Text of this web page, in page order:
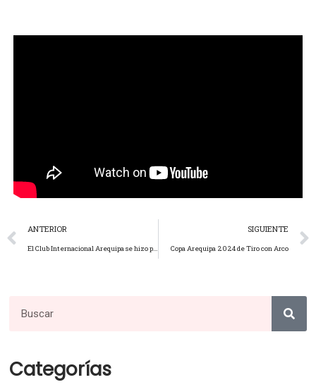
ANTERIOR
El Club Internacional Arequipa se hizo presente en el Corso de la Amistad: Celebrando 484 Años de Historia y Tradición
SIGUIENTE
Copa Arequipa 2024 de Tiro con Arco
Categorías